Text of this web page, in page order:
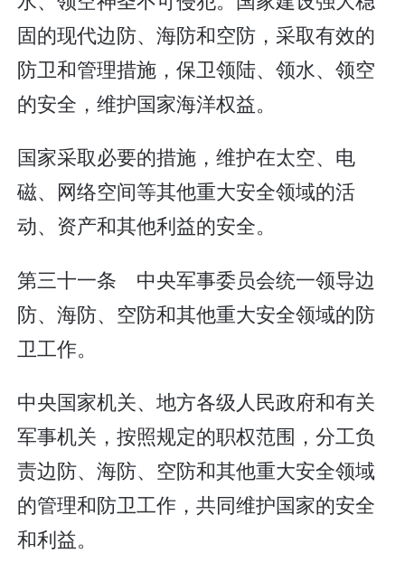
固的现代边防、海防和空防，采取有效的
防卫和管理措施，保卫领陆、领水、领空
的安全，维护国家海洋权益。
国家采取必要的措施，维护在太空、电
磁、网络空间等其他重大安全领域的活
动、资产和其他利益的安全。
第三十一条 中央军事委员会统一领导边
防、海防、空防和其他重大安全领域的防
卫工作。
中央国家机关、地方各级人民政府和有关
军事机关，按照规定的职权范围，分工负
责边防、海防、空防和其他重大安全领域
的管理和防卫工作，共同维护国家的安全
和利益。